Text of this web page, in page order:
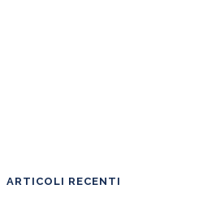
ARTICOLI RECENTI